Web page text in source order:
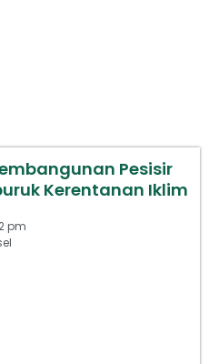
Pesisir
Kerentanan Iklim
pm